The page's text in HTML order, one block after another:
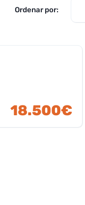
Ordenar por:
18.500€